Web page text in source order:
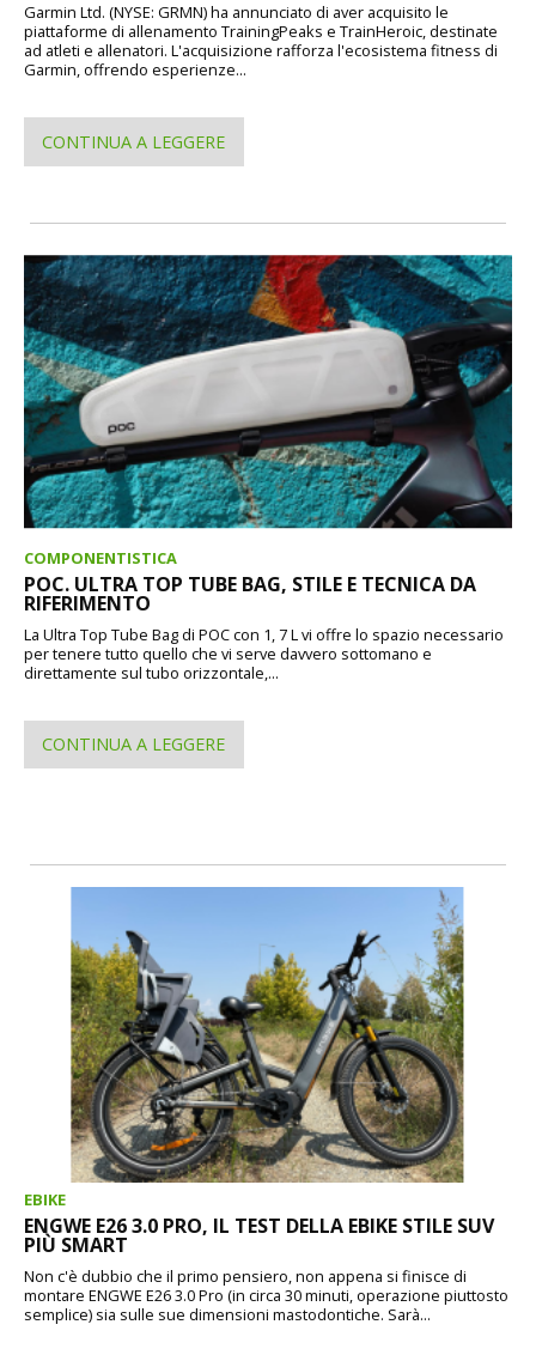
Garmin Ltd. (NYSE: GRMN) ha annunciato di aver acquisito le
piattaforme di allenamento TrainingPeaks e TrainHeroic, destinate
ad atleti e allenatori. L'acquisizione rafforza l'ecosistema fitness di
Garmin, offrendo esperienze...
CONTINUA A LEGGERE
COMPONENTISTICA
POC. ULTRA TOP TUBE BAG, STILE E TECNICA DA
RIFERIMENTO
La Ultra Top Tube Bag di POC con 1, 7 L vi offre lo spazio necessario
per tenere tutto quello che vi serve davvero sottomano e
direttamente sul tubo orizzontale,...
CONTINUA A LEGGERE
EBIKE
ENGWE E26 3.0 PRO, IL TEST DELLA EBIKE STILE SUV
PIÙ SMART
Non c'è dubbio che il primo pensiero, non appena si finisce di
montare ENGWE E26 3.0 Pro (in circa 30 minuti, operazione piuttosto
semplice) sia sulle sue dimensioni mastodontiche. Sarà...